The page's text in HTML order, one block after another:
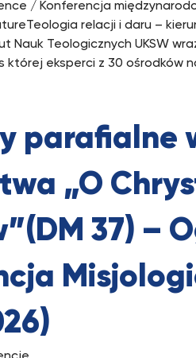
/ Konferencja
relacji i daru –
Nauk Teologicznych UKSW
której eksperci z 30 ośrodków
parafialne
„O
37) –